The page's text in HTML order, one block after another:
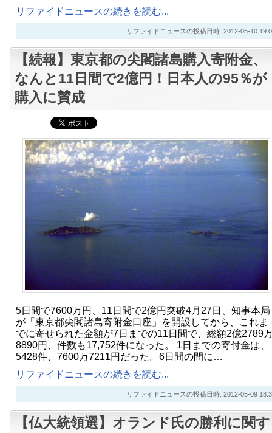
リファイドニュースの続きを読む...
リファイドニュースの投稿日時: 2012-05-10
【続報】東京都の尖閣諸島購入寄附金、
なんと11日間で2億円！日本人の95％が
購入に賛成
5日間で7600万円、11日間で2億円突破4月27日、知事本局
が「東京都尖閣諸島寄附金口座」を開設してから、これま
でに寄せられた金額が7日までの11日間で、総額2億2789
8890円、件数も17,752件になった。 1日までの寄付金は、
5428件、7600万7211円だった。6日間の間に…
リファイドニュースの続きを読む...
リファイドニュースの投稿日時: 2012-05-09
【仏大統領選】オランド氏の勝利に関す